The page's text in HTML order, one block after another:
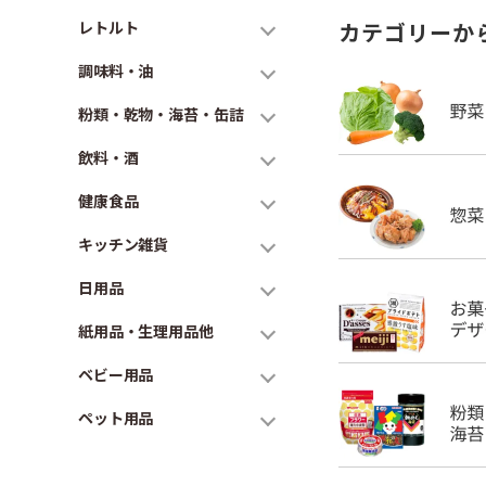
レトルト
調味料・油
粉類・乾物・海苔・缶詰
飲料・酒
健康食品
キッチン雑貨
日用品
紙用品・生理用品他
ベビー用品
ペット用品
カテゴリーか